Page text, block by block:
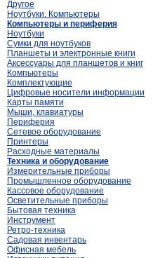
Другое
Ноутбуки. Компьютеры
Компьютеры и периферия
Ноутбуки
Сумки для ноутбуков
Планшеты и электронные книги
Аксессуары для планшетов и книг
Компьютеры
Комплектующие
Цифровые носители информации
Карты памяти
Мыши, клавиатуры
Периферия
Сетевое оборудование
Принтеры
Расходные материалы
Техника и оборудование
Измерительные приборы
Промышленное оборудование
Кассовое оборудование
Осветительные приборы
Бытовая техника
Инструмент
Ретро-техника
Садовая инвентарь
Офисная мебель